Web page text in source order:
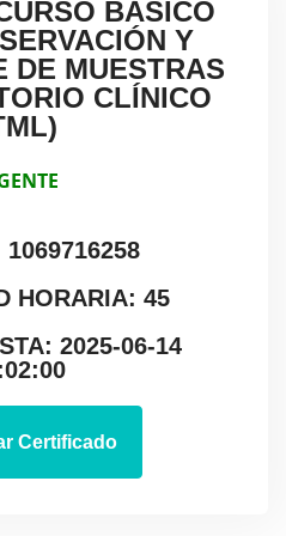
BÁSICO
Y
DE MUESTRAS
CLÍNICO
HORARIA: 45
2025-06-14
Certificado